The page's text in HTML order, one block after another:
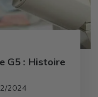
G5 : Histoire
2024